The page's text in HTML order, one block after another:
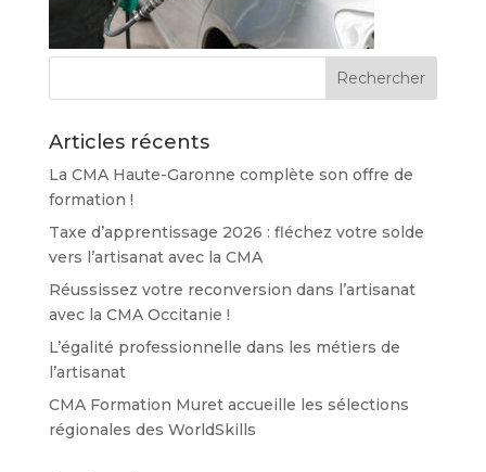
Articles récents
La CMA Haute-Garonne complète son offre de
formation !
Taxe d’apprentissage 2026 : fléchez votre solde
vers l’artisanat avec la CMA
Réussissez votre reconversion dans l’artisanat
avec la CMA Occitanie !
L’égalité professionnelle dans les métiers de
l’artisanat
CMA Formation Muret accueille les sélections
régionales des WorldSkills